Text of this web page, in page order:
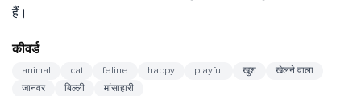
हैं।
कीवर्ड
animal cat feline happy playful खुश
खेलने वाला
जानवर
बिल्ली मांसाहारी